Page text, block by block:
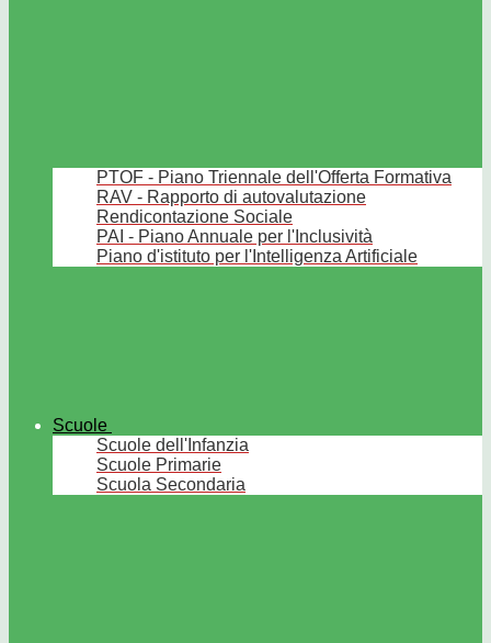
PTOF - Piano Triennale dell'Offerta Formativa
RAV - Rapporto di autovalutazione
Rendicontazione Sociale
PAI - Piano Annuale per l'Inclusività
Piano d'istituto per l'Intelligenza Artificiale
Scuole
Scuole dell'Infanzia
Scuole Primarie
Scuola Secondaria